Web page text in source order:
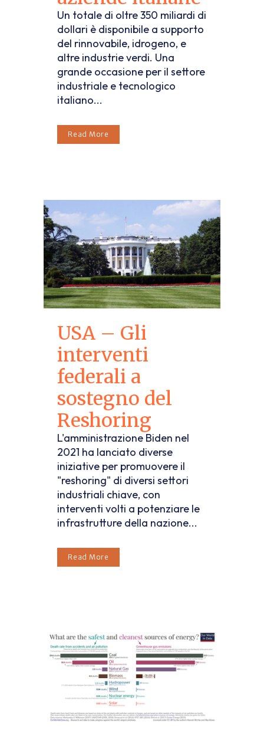
Un totale di oltre 350 miliardi di
dollari è disponibile a supporto
del rinnovabile, idrogeno, e
altre industrie verdi. Una
grande occasione per il settore
industriale e tecnologico
italiano...
Read More
USA – Gli
interventi
federali a
sostegno del
Reshoring
L'amministrazione Biden nel
2021 ha lanciato diverse
iniziative per promuovere il
"reshoring" di diversi settori
industriali chiave, con
interventi volti a potenziare le
infrastrutture della nazione...
Read More